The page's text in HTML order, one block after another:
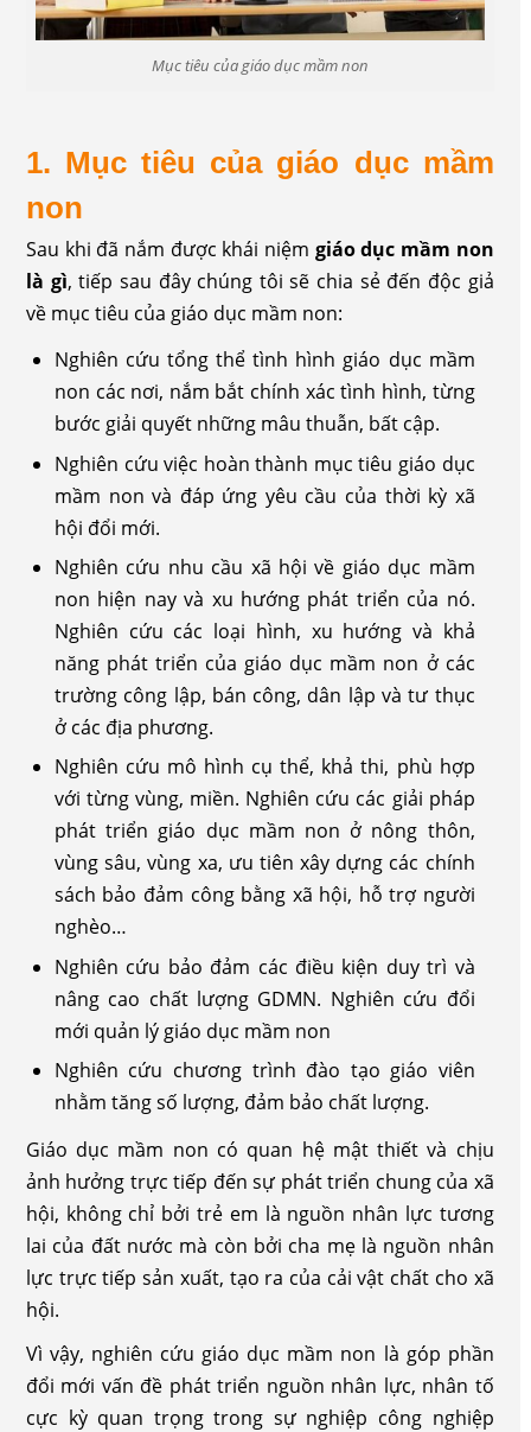
Mục tiêu của giáo dục mầm non
1. Mục tiêu của giáo dục mầm
non
Sau khi đã nắm được khái niệm giáo dục mầm non
là gì, tiếp sau đây chúng tôi sẽ chia sẻ đến độc giả
về mục tiêu của giáo dục mầm non:
Nghiên cứu tổng thể tình hình giáo dục mầm
non các nơi, nắm bắt chính xác tình hình, từng
bước giải quyết những mâu thuẫn, bất cập.
Nghiên cứu việc hoàn thành mục tiêu giáo dục
mầm non và đáp ứng yêu cầu của thời kỳ xã
hội đổi mới.
Nghiên cứu nhu cầu xã hội về giáo dục mầm
non hiện nay và xu hướng phát triển của nó.
Nghiên cứu các loại hình, xu hướng và khả
năng phát triển của giáo dục mầm non ở các
trường công lập, bán công, dân lập và tư thục
ở các địa phương.
Nghiên cứu mô hình cụ thể, khả thi, phù hợp
với từng vùng, miền. Nghiên cứu các giải pháp
phát triển giáo dục mầm non ở nông thôn,
vùng sâu, vùng xa, ưu tiên xây dựng các chính
sách bảo đảm công bằng xã hội, hỗ trợ người
nghèo…
Nghiên cứu bảo đảm các điều kiện duy trì và
nâng cao chất lượng GDMN. Nghiên cứu đổi
mới quản lý giáo dục mầm non
Nghiên cứu chương trình đào tạo giáo viên
nhằm tăng số lượng, đảm bảo chất lượng.
Giáo dục mầm non có quan hệ mật thiết và chịu
ảnh hưởng trực tiếp đến sự phát triển chung của xã
hội, không chỉ bởi trẻ em là nguồn nhân lực tương
lai của đất nước mà còn bởi cha mẹ là nguồn nhân
lực trực tiếp sản xuất, tạo ra của cải vật chất cho xã
hội.
Vì vậy, nghiên cứu giáo dục mầm non là góp phần
đổi mới vấn đề phát triển nguồn nhân lực, nhân tố
cực kỳ quan trọng trong sự nghiệp công nghiệp